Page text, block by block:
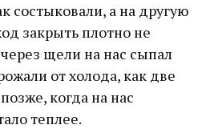
состыковали, а на другую
закрыть плотно не
щели на нас сыпал
от холода, как две
когда на нас
теплее.